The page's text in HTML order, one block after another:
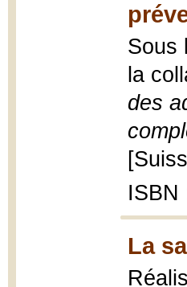
Sous
la
des
ISBN
La